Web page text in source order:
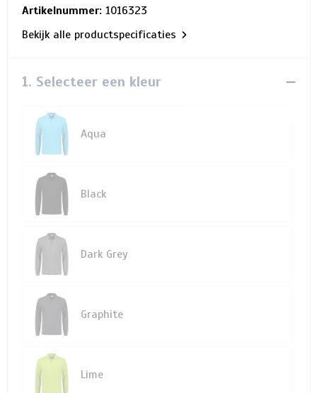
Artikelnummer: 1016323
Bekijk alle productspecificaties
1. Selecteer een kleur
Aqua
Black
Dark Grey
Graphite
Lime